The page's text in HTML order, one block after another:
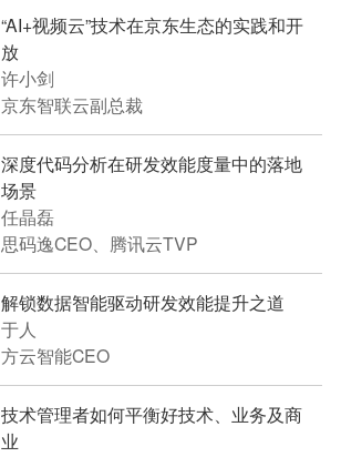
“AI+视频云”技术在京东生态的实践和开
放
许小剑
京东智联云副总裁
深度代码分析在研发效能度量中的落地
场景
任晶磊
思码逸CEO、腾讯云TVP
解锁数据智能驱动研发效能提升之道
于人
方云智能CEO
技术管理者如何平衡好技术、业务及商
业